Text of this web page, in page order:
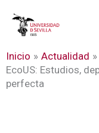
Inicio
Actualidad
EcoUS: Estudios,
perfecta